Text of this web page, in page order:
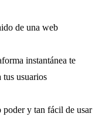
de una web
instantánea te
tus usuarios
y tan fácil de usar